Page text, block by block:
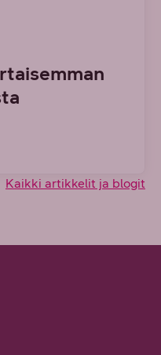
Kaikki artikkelit ja blogit